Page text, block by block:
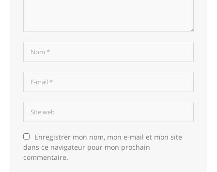
Enregistrer mon nom, mon e-mail et mon site
dans ce navigateur pour mon prochain
commentaire.